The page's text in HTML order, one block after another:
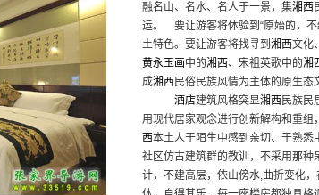
融名山、名水、名人于一景，集湘西
运。 要让游客将体验到“原始的，不
土特色。要让游客将找寻到 湘西文化
黄永玉画中的湘西、宋祖英歌中的湘
成湘西 民俗民族风情为主体的原生态
酒店建筑风格突显湘西 民族民
用现代居家观念进行创新解构和重
西本土人于陌生中感到亲切、于熟
社区仿古建筑群的教训，不采用那
计，不建高层，依山傍水,曲折变化